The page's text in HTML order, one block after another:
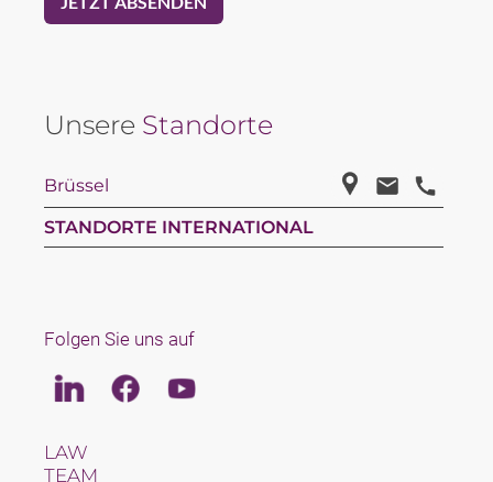
Unsere Standorte
Brüssel
STANDORTE INTERNATIONAL
Folgen Sie uns auf
LinkedinFacebookYoutube
LAW
TEAM